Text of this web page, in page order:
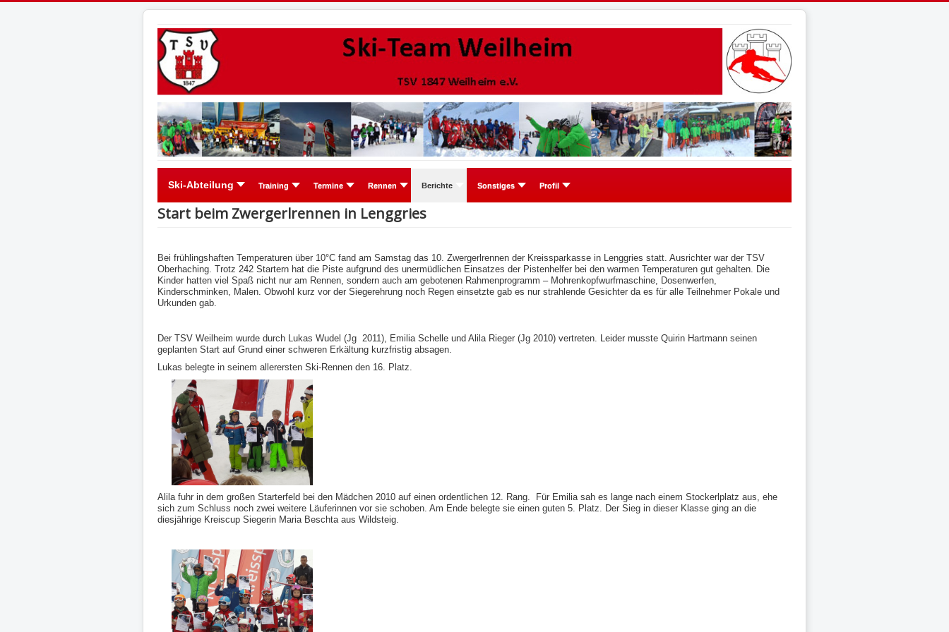
Ski-Abteilung Training Termine Rennen Berichte Sonstiges Profil
Start beim Zwergerlrennen in Lenggries
Bei frühlingshaften Temperaturen über 10°C fand am Samstag das 10. Zwergerlrennen der Kreissparkasse in Lenggries statt. Ausrichter war der TSV
Oberhaching. Trotz 242 Startern hat die Piste aufgrund des unermüdlichen Einsatzes der Pistenhelfer bei den warmen Temperaturen gut gehalten. Die
Kinder hatten viel Spaß nicht nur am Rennen, sondern auch am gebotenen Rahmenprogramm – Mohrenkopfwurfmaschine, Dosenwerfen,
Kinderschminken, Malen. Obwohl kurz vor der Siegerehrung noch Regen einsetzte gab es nur strahlende Gesichter da es für alle Teilnehmer Pokale und
Urkunden gab.
Der TSV Weilheim wurde durch Lukas Wudel (Jg 2011), Emilia Schelle und Alila Rieger (Jg 2010) vertreten. Leider musste Quirin Hartmann seinen
geplanten Start auf Grund einer schweren Erkältung kurzfristig absagen.
Lukas belegte in seinem allerersten Ski-Rennen den 16. Platz.
Alila fuhr in dem großen Starterfeld bei den Mädchen 2010 auf einen ordentlichen 12. Rang. Für Emilia sah es lange nach einem Stockerlplatz aus, ehe
sich zum Schluss noch zwei weitere Läuferinnen vor sie schoben. Am Ende belegte sie einen guten 5. Platz. Der Sieg in dieser Klasse ging an die
diesjährige Kreiscup Siegerin Maria Beschta aus Wildsteig.